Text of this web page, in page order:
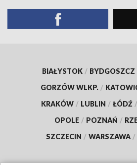
BIAŁYSTOK / BYDGOSZCZ
GORZÓW WLKP. /
KRAKÓW / LUBLIN / ŁÓDŹ /
OPOLE / POZNAŃ /
SZCZECIN / WARSZAWA /